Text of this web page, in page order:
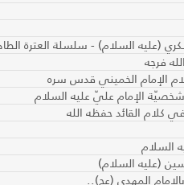
(عليه السلام) - سلسلة العترة
فرجه
الإمام الخميني قدس سره
الإمام عليّ عليه السلام
كلام القائد حفظه الله
السلام
(عليه السلام)
المهدي (عج)..